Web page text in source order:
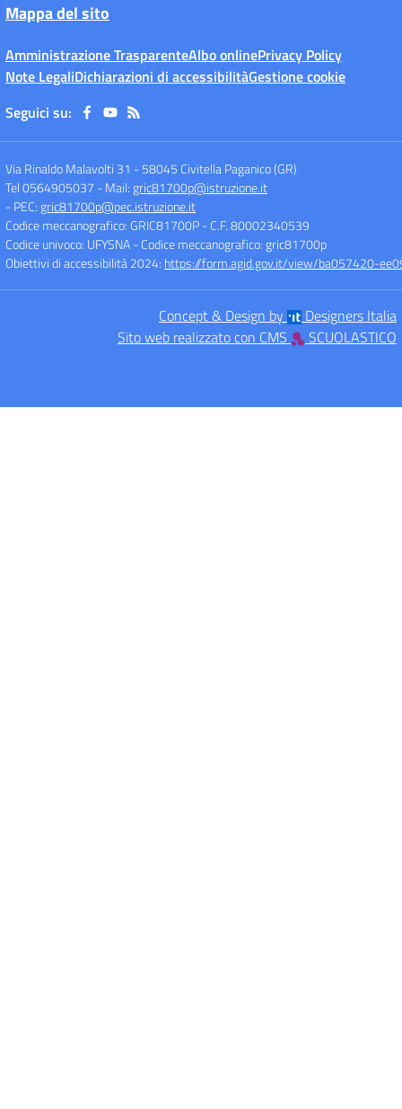
Mappa del sito
Amministrazione TrasparenteAlbo onlinePrivacy Policy
Note LegaliDichiarazioni di accessibilitàGestione cookie
Seguici su:
Via Rinaldo Malavolti 31 - 58045 Civitella Paganico (GR)
Tel 0564905037 - Mail:gric81700p@istruzione.it
- PEC:gric81700p@pec.istruzione.it
Codice meccanografico: GRIC81700P- C.F. 80002340539
Codice univoco: UFYSNA- Codice meccanografico: gric81700p
Obiettivi di accessibilità 2024: https://form.agid.gov.it/view/ba057420-
Concept & Design by
Designers Italia
Sito web realizzato con CMS
SCUOLASTICO